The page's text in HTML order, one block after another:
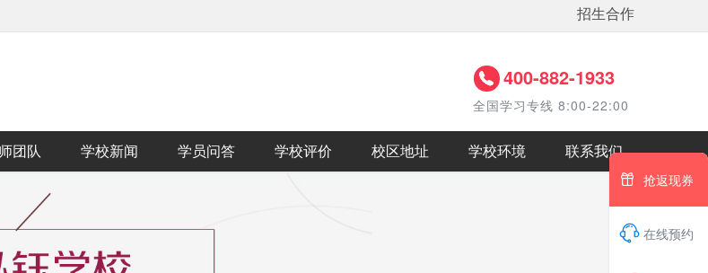
招生合作
400-882-1933
全国学习专线 8:00-22:00
团队 学校新闻 学员问答 学校评价 校区地址 学校环境 联系我们
 抢返现券
 在线预约